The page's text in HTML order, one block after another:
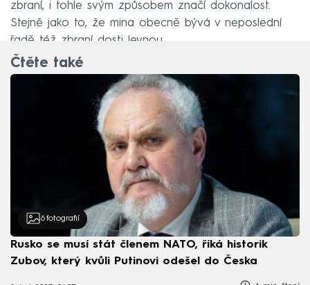
zbraní, i tohle svým způsobem značí dokonalost.
Stejně jako to, že mina obecně bývá v neposlední
řadě též zbraní dosti levnou.
Čtěte také
6 fotografií
Rusko se musí stát členem NATO, říká historik
Zubov, který kvůli Putinovi odešel do Česka